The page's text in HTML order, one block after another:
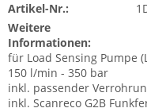
Artikel-Nr.:
Weitere
Informationen:
für Load Sensing Pumpe
150 l/min - 350 bar
inkl. passender
inkl. Scanreco G2B